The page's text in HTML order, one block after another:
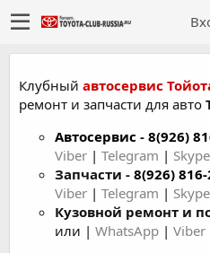
Клубный автосервис
ремонт и запчасти для авто
Автосервис - 8(926)
Viber | Telegram | Skype
Запчасти - 8(926)
Viber | Telegram | Skype
Кузовной ремонт и
или | WhatsApp | Viber